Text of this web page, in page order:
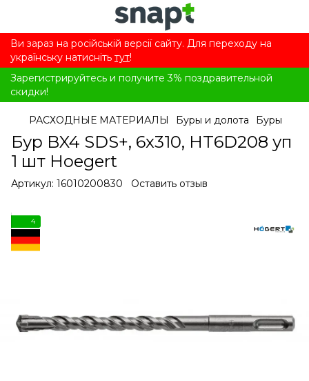
Ви зараз на російській версії сайту. Для переходу на
українську натисніть тут!
Зарегистрируйтесь и получите 3% поздравительной
скидки!
РАСХОДНЫЕ МАТЕРИАЛЫ Буры и долота Буры
Бур BX4 SDS+, 6x310, HT6D208 уп
1 шт Hoegert
Артикул: 16010200830 Оставить отзыв
4